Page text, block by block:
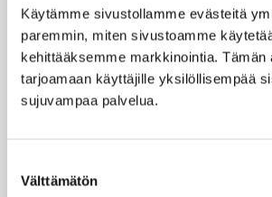
Käytämme sivustollamme evästeitä
paremmin, miten sivustoamme
kehittääksemme markkinointia. Tämän
tarjoamaan käyttäjille yksilöllisempää
sujuvampaa palvelua.
valinta
Välttämätön
Lisähinnasta pyyhkeet lautalta
toimii kokenut kippari, jolla
kuljettajan pätevyys.Lisähinnasta
vesijetit.
VARUSTUS:Sauna 10 hengelle
Ylhäällä sekä alhaalla 6-8 hengen
Laadukas äänentoisto